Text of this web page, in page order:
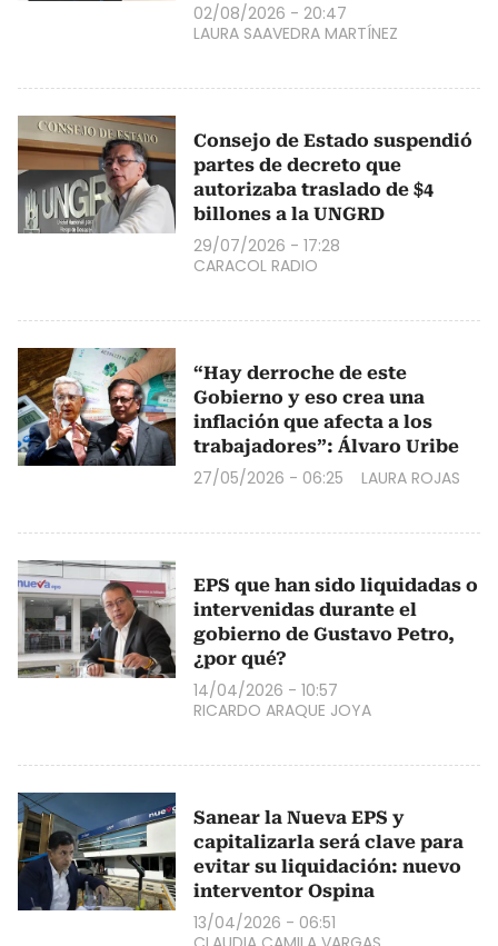
02/08/2026 - 20:47
LAURA SAAVEDRA MARTÍNEZ
Consejo de Estado suspendió
partes de decreto que
autorizaba traslado de $4
billones a la UNGRD
29/07/2026 - 17:28
CARACOL RADIO
“Hay derroche de este
Gobierno y eso crea una
inflación que afecta a los
trabajadores”: Álvaro Uribe
27/05/2026 - 06:25 LAURA ROJAS
EPS que han sido liquidadas o
intervenidas durante el
gobierno de Gustavo Petro,
¿por qué?
14/04/2026 - 10:57
RICARDO ARAQUE JOYA
Sanear la Nueva EPS y
capitalizarla será clave para
evitar su liquidación: nuevo
interventor Ospina
13/04/2026 - 06:51